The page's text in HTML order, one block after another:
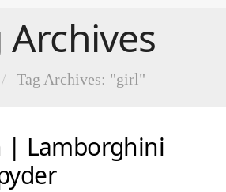
Archives
/ Tag Archives: "girl"
| Lamborghini